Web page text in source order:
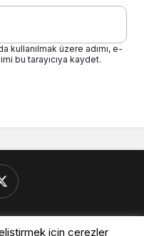
kullanılmak üzere adımı, e-
bu tarayıcıya kaydet.
için çerezler